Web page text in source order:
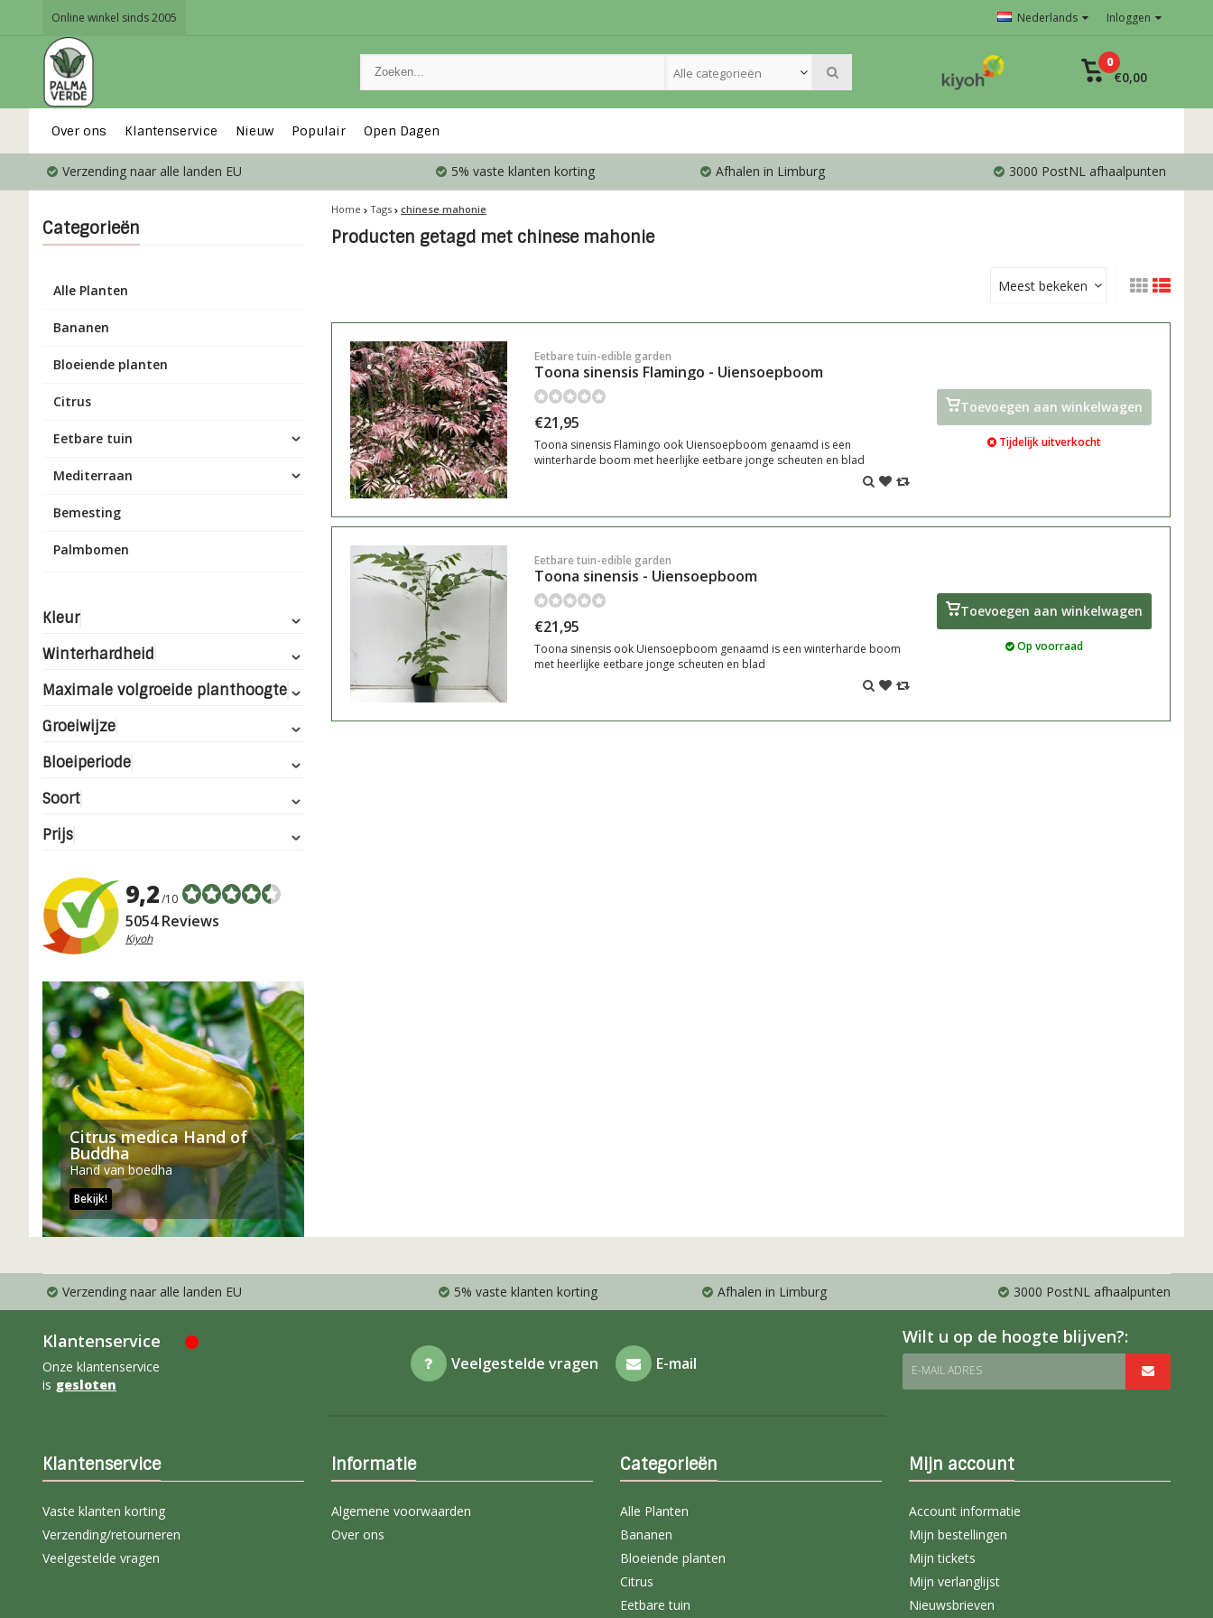
Online winkel sinds 2005 Nederlands Inloggen
Alle categorieën
0
€0,00
Over ons Klantenservice Nieuw Populair Open Dagen
Verzending naar alle landen EU 5% vaste klanten korting Afhalen in Limburg 3000 PostNL afhaalpunten
Categorieën
Alle Planten
Bananen
Bloeiende planten
Citrus
Eetbare tuin
Mediterraan
Bemesting
Palmbomen
Kleur
Winterhardheid
Maximale volgroeide planthoogte
Groeiwijze
Bloeiperiode
Soort
Prijs
9,2/10
5054 Reviews
Kiyoh
Citrus medica Hand of
Buddha
Hand van boedha
Bekijk!
Home Tags chinese mahonie
Producten getagd met chinese mahonie
Meest bekeken
Eetbare tuin-edible garden
Toona sinensis Flamingo - Uiensoepboom
€21,95
Toona sinensis Flamingo ook Uiensoepboom genaamd is een
winterharde boom met heerlijke eetbare jonge scheuten en blad
Toevoegen aan winkelwagen
Tijdelijk uitverkocht
Eetbare tuin-edible garden
Toona sinensis - Uiensoepboom
€21,95
Toona sinensis ook Uiensoepboom genaamd is een winterharde boom
met heerlijke eetbare jonge scheuten en blad
Toevoegen aan winkelwagen
Op voorraad
Verzending naar alle landen EU 5% vaste klanten korting Afhalen in Limburg 3000 PostNL afhaalpunten
Klantenservice
Onze klantenservice
is gesloten
Veelgestelde vragen E-mail
Wilt u op de hoogte blijven?:
E-MAIL ADRES
Klantenservice
Vaste klanten korting
Verzending/retourneren
Veelgestelde vragen
Informatie
Algemene voorwaarden
Over ons
Categorieën
Alle Planten
Bananen
Bloeiende planten
Citrus
Eetbare tuin
Mijn account
Account informatie
Mijn bestellingen
Mijn tickets
Mijn verlanglijst
Nieuwsbrieven